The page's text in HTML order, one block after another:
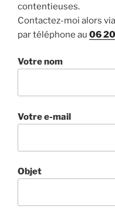
contentieuses.
Contactez-moi alors
par téléphone au 06
Votre nom
Votre e-mail
Objet